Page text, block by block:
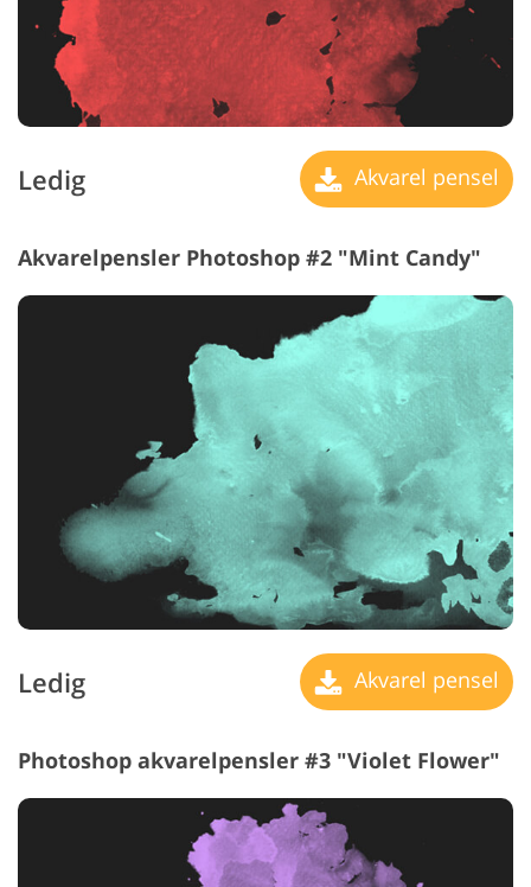
Ledig Akvarel pensel
Akvarelpensler Photoshop #2 "Mint Candy"
Ledig Akvarel pensel
Photoshop akvarelpensler #3 "Violet Flower"